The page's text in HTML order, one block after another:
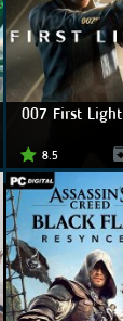
007 First Light
8.5